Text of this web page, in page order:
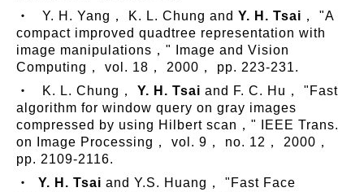
‧ Y. H. Yang， K. L. Chung and Y. H. Tsai ， "A
compact improved quadtree representation with
image manipulations，" Image and Vision
Computing， vol. 18， 2000， pp. 223-231.
‧ K. L. Chung， Y. H. Tsai and F. C. Hu， "Fast
algorithm for window query on gray images
compressed by using Hilbert scan，" IEEE Trans.
on Image Processing， vol. 9， no. 12， 2000，
pp. 2109-2116.
‧
Y. H. Tsai and Y.S. Huang， "Fast Face